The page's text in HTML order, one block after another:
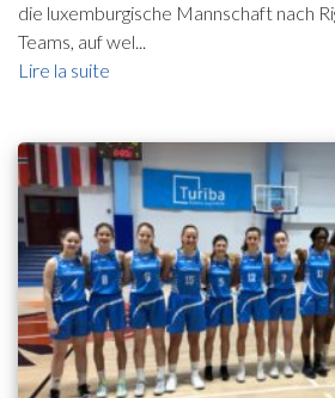
die luxemburgische Mannschaft nach
Teams, auf wel...
Lire la suite